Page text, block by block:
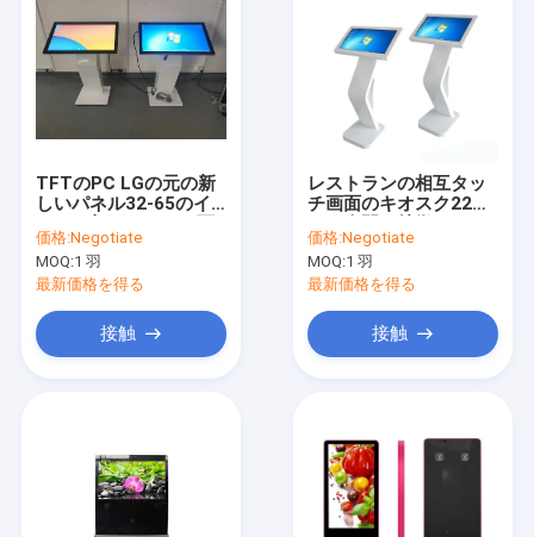
TFTのPC LGの元の新
しいパネル32-65のイ
情報のキオスク
価格:Negotiate
MOQ:1 羽
最新価格を得る
接触
レストランの相互タッ
チ画面のキオスク22イ
OS IP/WIFIのリモート
価格:Negotiate
MOQ:1 羽
最新価格を得る
接触